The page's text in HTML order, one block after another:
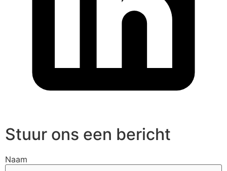
Stuur ons een bericht
Naam